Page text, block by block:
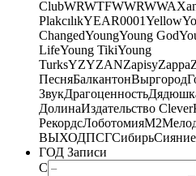
ClubWRWTFWWRWWA
PlakcılıkYEAR0001Yellow
ChangedYoungYoung God
LifeYoung TikiYoung
TurksYZYZANZapisyZappa
ПесняБалкантонВыргород
ЗвукДрагоценность
ДолинаИздательство Clever
РекордсЛоботомияМ2
ВЫХОДПСГСибирьСияние
ГОД Записи
С